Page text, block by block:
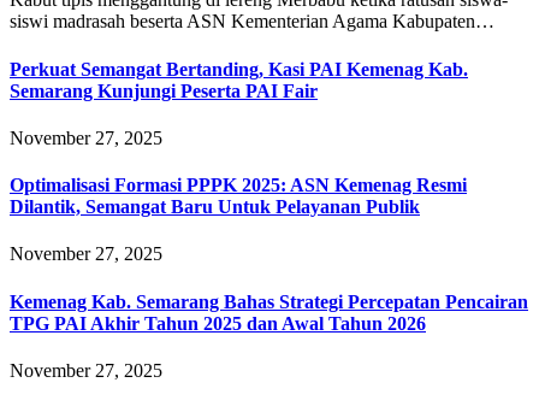
siswi madrasah beserta ASN Kementerian Agama Kabupaten…
Perkuat Semangat Bertanding, Kasi PAI Kemenag Kab.
Semarang Kunjungi Peserta PAI Fair
November 27, 2025
Optimalisasi Formasi PPPK 2025: ASN Kemenag Resmi
Dilantik, Semangat Baru Untuk Pelayanan Publik
November 27, 2025
Kemenag Kab. Semarang Bahas Strategi Percepatan Pencairan
TPG PAI Akhir Tahun 2025 dan Awal Tahun 2026
November 27, 2025